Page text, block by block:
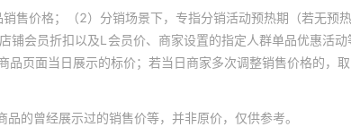
售价格；（2）分销场景下，专指分销活动预热期（若无预
会员折扣以及L会员价、商家设置的指定人群单品优惠活
页面当日展示的标价；若当日商家多次调整销售价格的，取
的曾经展示过的销售价等，并非原价，仅供参考。